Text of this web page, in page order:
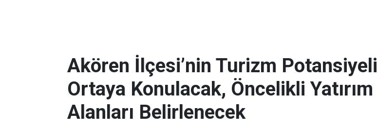
Akören İlçesi’nin Turizm Potansiyeli
Ortaya Konulacak, Öncelikli Yatırım
Alanları Belirlenecek